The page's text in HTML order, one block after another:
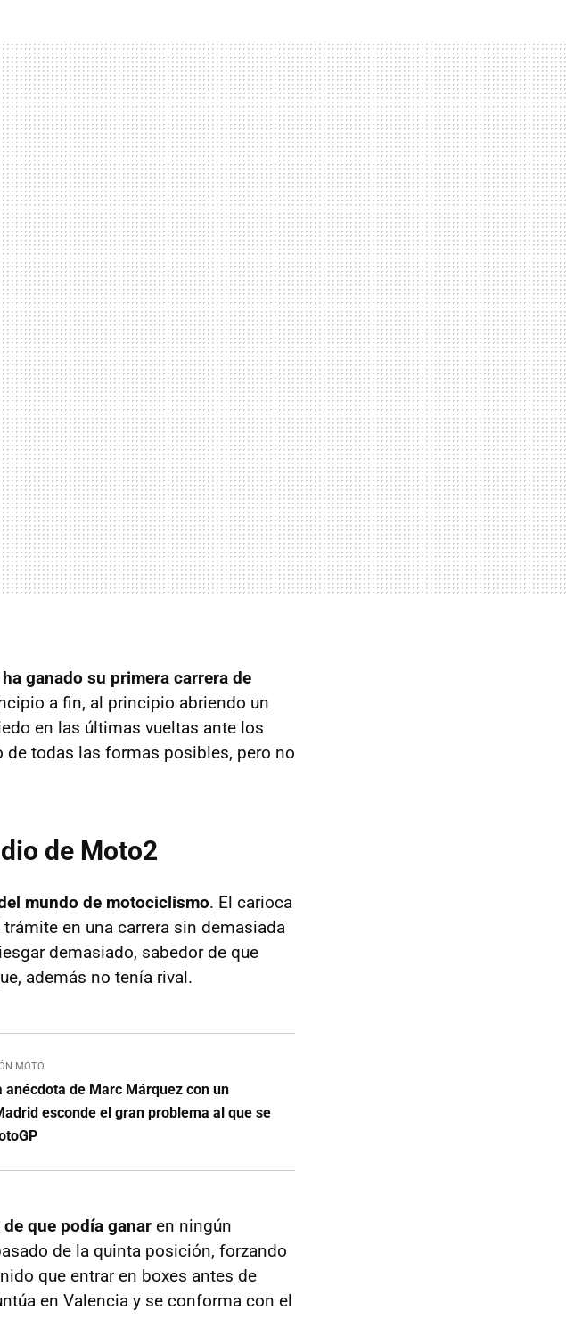
ganado su primera carrera de
a fin, al principio abriendo un
en las últimas vueltas ante los
de todas las formas posibles, pero no
de Moto2
mundo de motociclismo. El carioca
en una carrera sin demasiada
demasiado, sabedor de que
además no tenía rival.
MOTO
anécdota de Marc Márquez con un
esconde el gran problema al que se
que podía ganar en ningún
de la quinta posición, forzando
que entrar en boxes antes de
en Valencia y se conforma con el